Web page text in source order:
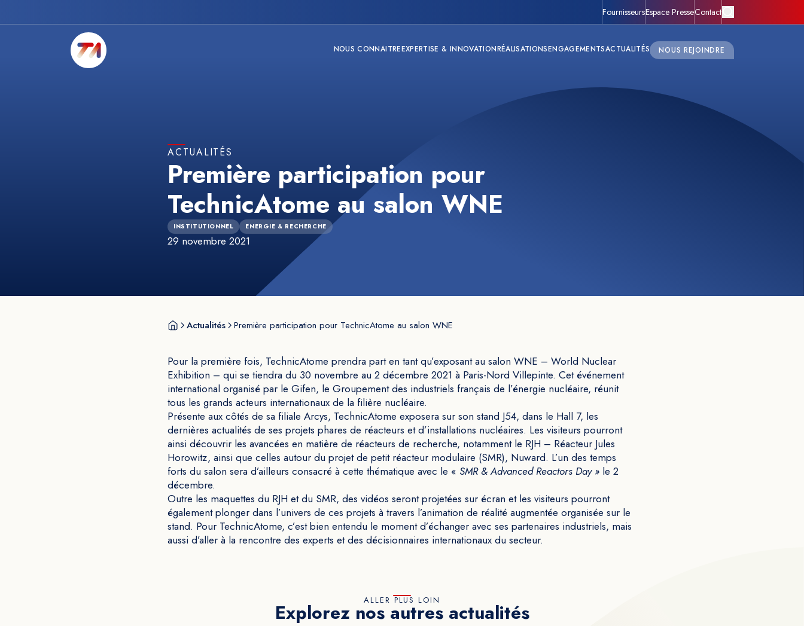
FournisseursEspace PresseContact
NOUS CONNAITREEXPERTISE & INNOVATIONRÉALISATIONSENGAGEMENTSACTUALITÉS NOUS REJOINDRE
ACTUALITÉS
Première participation pour
TechnicAtome au salon WNE
INSTITUTIONNEL ENERGIE & RECHERCHE
29 novembre 2021
Actualités Première participation pour TechnicAtome au salon WNE
Pour la première fois, TechnicAtome prendra part en tant qu’exposant au salon WNE – World Nuclear
Exhibition – qui se tiendra du 30 novembre au 2 décembre 2021 à Paris-Nord Villepinte. Cet événement
international organisé par le Gifen, le Groupement des industriels français de l’énergie nucléaire, réunit
tous les grands acteurs internationaux de la filière nucléaire.
Présente aux côtés de sa filiale Arcys, TechnicAtome exposera sur son stand J54, dans le Hall 7, les
dernières actualités de ses projets phares de réacteurs et d’installations nucléaires. Les visiteurs pourront
ainsi découvrir les avancées en matière de réacteurs de recherche, notamment le RJH – Réacteur Jules
Horowitz, ainsi que celles autour du projet de petit réacteur modulaire (SMR), Nuward. L’un des temps
forts du salon sera d’ailleurs consacré à cette thématique avec le « SMR & Advanced Reactors Day » le 2
décembre.
Outre les maquettes du RJH et du SMR, des vidéos seront projetées sur écran et les visiteurs pourront
également plonger dans l’univers de ces projets à travers l’animation de réalité augmentée organisée sur le
stand. Pour TechnicAtome, c’est bien entendu le moment d’échanger avec ses partenaires industriels, mais
aussi d’aller à la rencontre des experts et des décisionnaires internationaux du secteur.
ALLER PLUS LOIN
Explorez nos autres actualités